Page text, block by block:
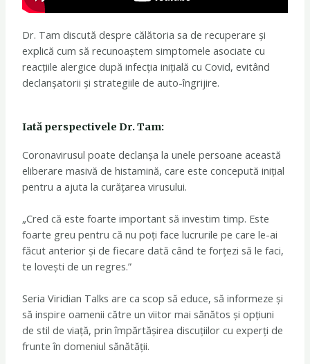
Dr. Tam discută despre călătoria sa de recuperare și
explică cum să recunoaștem simptomele asociate cu
reacțiile alergice după infecția inițială cu Covid, evitând
declanșatorii și strategiile de auto-îngrijire.
Iată perspectivele Dr. Tam:
Coronavirusul poate declanșa la unele persoane această
eliberare masivă de histamină, care este concepută inițial
pentru a ajuta la curățarea virusului.
„Cred că este foarte important să investim timp. Este
foarte greu pentru că nu poți face lucrurile pe care le-ai
făcut anterior și de fiecare dată când te forțezi să le faci,
te lovești de un regres.”
Seria Viridian Talks are ca scop să educe, să informeze și
să inspire oamenii către un viitor mai sănătos și opțiuni
de stil de viață, prin împărtășirea discuțiilor cu experți de
frunte în domeniul sănătății.